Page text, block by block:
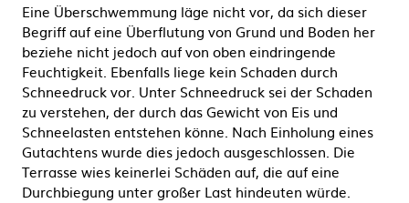
Eine Überschwemmung läge nicht vor, da sich dieser
Begriff auf eine Überflutung von Grund und Boden her
beziehe nicht jedoch auf von oben eindringende
Feuchtigkeit. Ebenfalls liege kein Schaden durch
Schneedruck vor. Unter Schneedruck sei der Schaden
zu verstehen, der durch das Gewicht von Eis und
Schneelasten entstehen könne. Nach Einholung eines
Gutachtens wurde dies jedoch ausgeschlossen. Die
Terrasse wies keinerlei Schäden auf, die auf eine
Durchbiegung unter großer Last hindeuten würde.